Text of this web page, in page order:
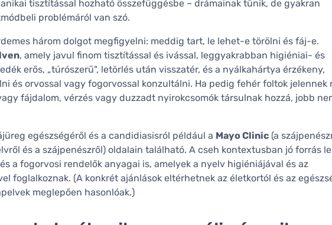
tisztítással hozható összefüggésbe – drámainak tűnik, de gyakran
problémáról van szó.
három dolgot megfigyelni: meddig tart, le lehet-e törölni és fáj-e.
, amely javul finom tisztítással és ivással, leggyakrabban higiéniai- és
erős, „túrószerű", letörlés után visszatér, és a nyálkahártya érzékeny,
és orvossal vagy fogorvossal konzultálni. Ha pedig fehér foltok jelennek
fájdalom, vérzés vagy duzzadt nyirokcsomók társulnak hozzá, jobb
egészségéről és a candidiasisról például a Mayo Clinic (a
és a szájpenészről) oldalain található. A cseh kontextusban jó forrás
a fogorvosi rendelők anyagai is, amelyek a nyelv higiéniájával és az
foglalkoznak. (A konkrét ajánlások eltérhetnek az életkortól és az
meglepően hasonlóak.)